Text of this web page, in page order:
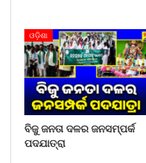
ଓଡ଼ିଶା
ବିଜୁ ଜନତା ଦଳର ଜନସମ୍ପର୍କ
ପଦଯାତ୍ରା